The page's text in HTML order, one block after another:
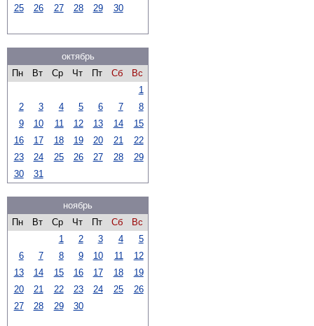
25
26 27 28 29 30
октябрь
Пн
Вт Ср Чт Пт Сб
Вс
1
2
3 4 5 6 7
8
9
10 11 12 13 14
15
16
17 18 19 20 21
22
23
24 25 26 27 28
29
30
31
ноябрь
Пн
Вт Ср Чт Пт Сб
Вс
1
2 3 4
5
6
7 8 9 10 11
12
13
14 15 16 17 18
19
20
21 22 23 24 25
26
27
28 29 30